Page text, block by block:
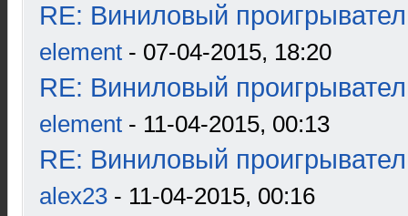
RE: Виниловый
element - 07-04-2015, 18:20
RE: Виниловый
element - 11-04-2015, 00:13
RE: Виниловый
alex23 - 11-04-2015, 00:16